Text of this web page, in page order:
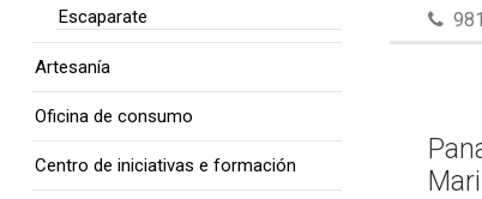
Escaparate
Artesanía
Oficina de consumo
Centro de iniciativas e formación